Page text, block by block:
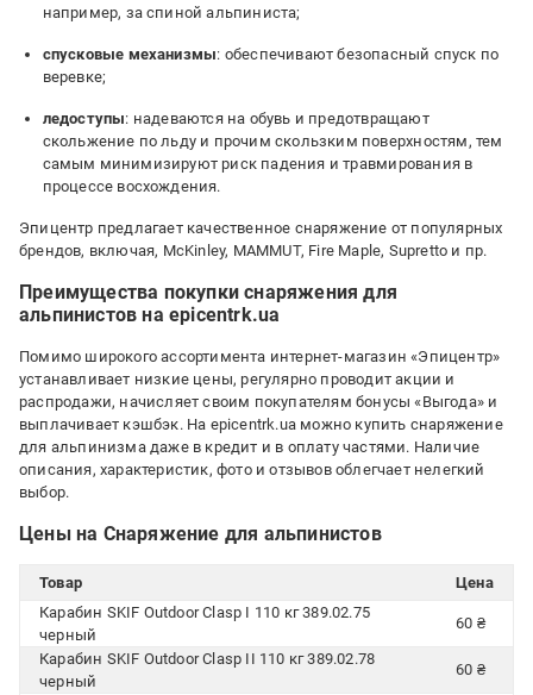
например, за спиной альпиниста;
спусковые механизмы: обеспечивают безопасный спуск по
веревке;
ледоступы: надеваются на обувь и предотвращают
скольжение по льду и прочим скользким поверхностям, тем
самым минимизируют риск падения и травмирования в
процессе восхождения.
Эпицентр предлагает качественное снаряжение от популярных
брендов, включая, McKinley, MAMMUT, Fire Maple, Supretto и пр.
Преимущества покупки снаряжения для
альпинистов на epicentrk.ua
Помимо широкого ассортимента интернет-магазин «Эпицентр»
устанавливает низкие цены, регулярно проводит акции и
распродажи, начисляет своим покупателям бонусы «Выгода» и
выплачивает кэшбэк. На epicentrk.ua можно купить снаряжение
для альпинизма даже в кредит и в оплату частями. Наличие
описания, характеристик, фото и отзывов облегчает нелегкий
выбор.
Цены на Снаряжение для альпинистов
Товар
Цена
Карабин SKIF Outdoor Clasp I 110 кг 389.02.75
черный
60 ₴
Карабин SKIF Outdoor Clasp II 110 кг 389.02.78
черный
60 ₴